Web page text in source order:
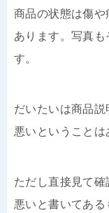
商品の状態は傷や
あります。写真
す。
だいたいは商品説
悪いということは
ただし直接見て
悪いと書いてある